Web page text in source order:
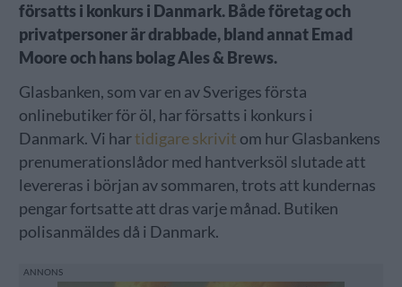
försatts i konkurs i Danmark. Både företag och
privatpersoner är drabbade, bland annat Emad
Moore och hans bolag Ales & Brews.
Glasbanken, som var en av Sveriges första
onlinebutiker för öl, har försatts i konkurs i
Danmark. Vi hartidigare skrivit om hur Glasbankens
prenumerationslådor med hantverksöl slutade att
levereras i början av sommaren, trots att kundernas
pengar fortsatte att dras varje månad. Butiken
polisanmäldes då i Danmark.